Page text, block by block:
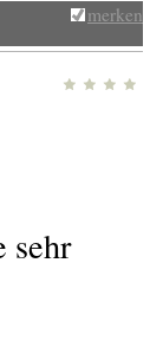
merken
sehr